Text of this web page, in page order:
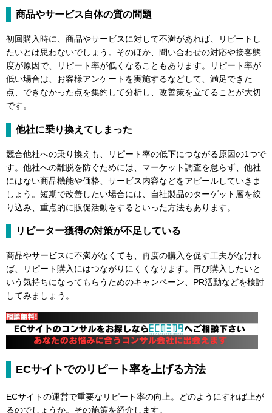
商品やサービス自体の質の問題
初回購入時に、商品やサービスに対して不満があれば、リピートし
たいとは思わないでしょう。そのほか、問い合わせの対応や接客態
度が原因で、リピート率が低くなることもあります。リピート率が
低い場合は、お客様アンケートを実施するなどして、満足できた
点、できなかった点を集約して分析し、改善策を立てることが大切
です。
他社に乗り換えてしまった
競合他社への乗り換えも、リピート率の低下につながる原因の1つで
す。他社への離脱を防ぐためには、マーケット調査を怠らず、他社
にはない商品機能や価格、サービス内容などをアピールしていきま
しょう。短期で改善したい場合には、自社製品のターゲット層を絞
り込み、重点的に販促活動をするといった方法もあります。
リピーター獲得の対策が不足している
商品やサービスに不満がなくても、再度の購入を促す工夫がなけれ
ば、リピート購入にはつながりにくくなります。再び購入したいと
いう気持ちになってもらうためのキャンペーン、PR活動などを検討
してみましょう。
ECサイトでのリピート率を上げる方法
ECサイトの運営で重要なリピート率の向上。どのようにすれば上が
るのでしょうか。その施策を紹介します。